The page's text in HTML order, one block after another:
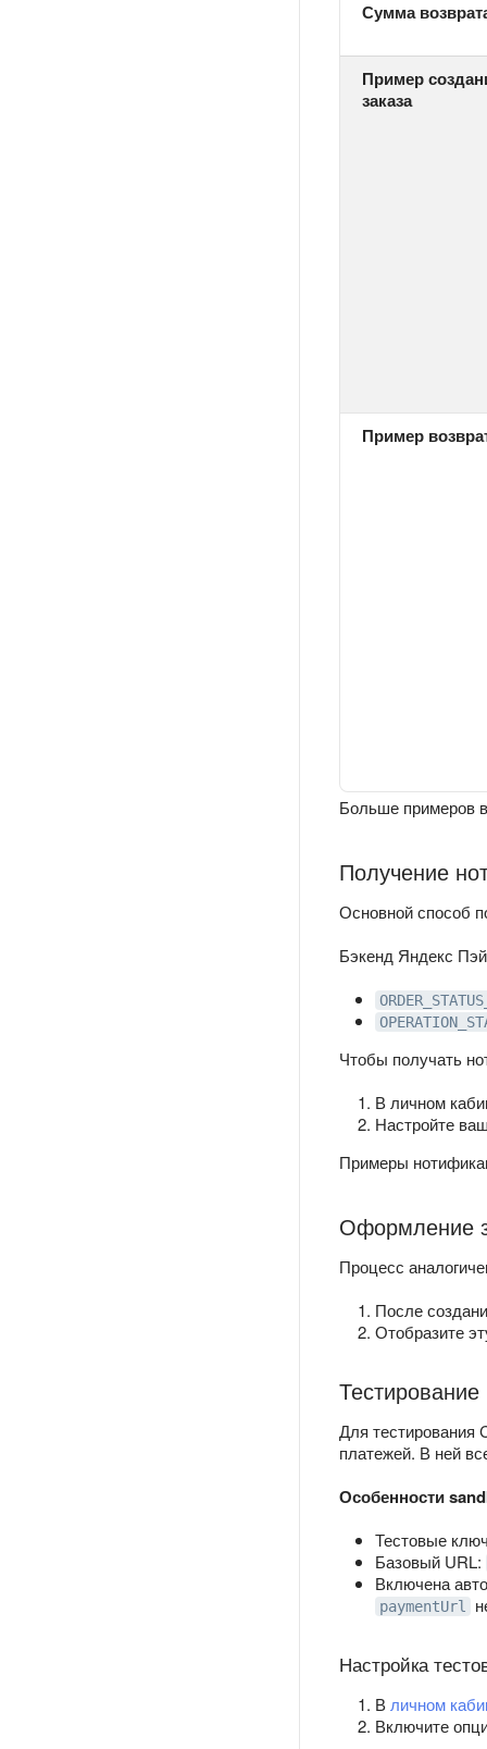
Сумма
Пример
заказа
Пример
Больше примеров
Получение
Основной способ
Бэкенд Яндекс
Чтобы получать
В личном
Настройте
Примеры
Оформление
Процесс
После
Отобразите
Тестирование
Для тестирования
платежей. В ней
Особенности
Тестовые
Базовый URL:
Включена
paymentUrl
Настройка
В личном
Включите